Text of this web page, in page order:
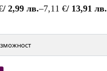
/ 2,99 лв.–7,11 €/ 13,91 лв.